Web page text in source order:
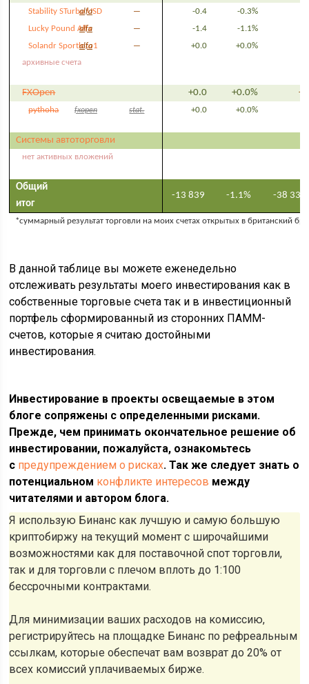
Stability STurbo USD
alfa — -0.4 -0.3%
Lucky Pound Alfa
alfa — -1.4 -1.1%
Solandr Sportloto1
alfa — +0.0 +0.0%
архивные счета
FXOpen +0.0 +0.0% +0
pythoha fxopen stat. +0.0 +0.0%
Системы автоторговли
нет активных вложений
Общий
итог
-13 839 -1.1% -38 332
*суммарный результат торговли на моих счетах открытых в британский
В данной таблице вы можете еженедельно
отслеживать результаты моего инвестирования как в
собственные торговые счета так и в инвестиционный
портфель сформированный из сторонних ПАММ-
счетов, которые я считаю достойными
инвестирования.
Инвестирование в проекты освещаемые в этом
блоге сопряжены с определенными рисками.
Прежде, чем принимать окончательное решение об
инвестировании, пожалуйста, ознакомьтесь
с предупреждением о рисках. Так же следует знать о
потенциальном конфликте интересов между
читателями и автором блога.
Я использую Бинанс как лучшую и самую большую
криптобиржу на текущий момент с широчайшими
возможностями как для поставочной спот торговли,
так и для торговли с плечом вплоть до 1:100
бессрочными контрактами.
Для минимизации ваших расходов на комиссию,
регистрируйтесь на площадке Бинанс по рефреальным
ссылкам, которые обеспечат вам возврат до 20% от
всех комиссий уплачиваемых бирже.